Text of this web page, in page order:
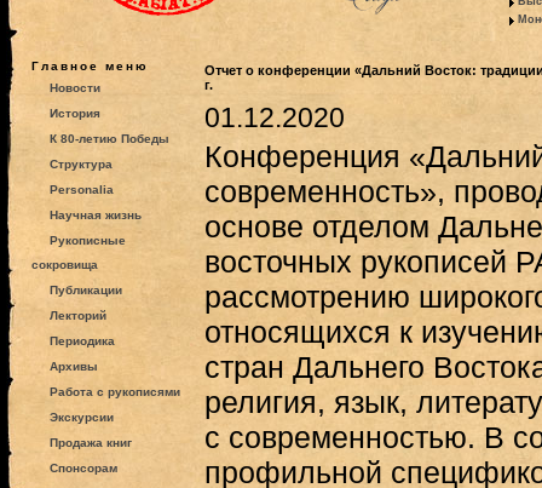
Главное меню
Новости
История
К 80-летию Победы
Структура
Personalia
Научная жизнь
Рукописные
сокровища
Публикации
Лекторий
Периодика
Архивы
Работа с рукописями
Экскурсии
Продажа книг
Спонсорам
Отчет о конференции «Дальний Восток:
г.
01.12.2020
Конференция
современность»,
основе отделом
восточных рукописей
рассмотрению
относящихся к
стран Дальнего
религия, язык,
с современностью. В
профильной